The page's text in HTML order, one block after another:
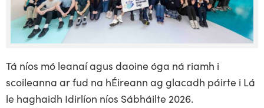
Tá níos mó leanaí agus daoine óga ná riamh i
scoileanna ar fud na hÉireann ag glacadh páirte i Lá
le haghaidh Idirlíon níos Sábháilte 2026.